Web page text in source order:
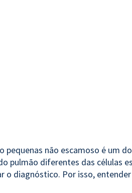
pequenas não escamoso é um
pulmão diferentes das células
o diagnóstico. Por isso,